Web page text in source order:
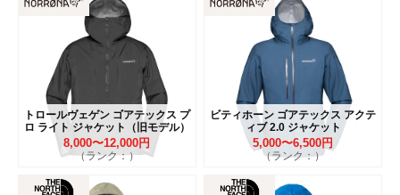
トロールヴェゲン ゴアテックス プ
ロ ライト ジャケット（旧モデル）
8,000〜12,000円
（ランク：）
ビティホーン ゴアテックス アクテ
ィブ 2.0 ジャケット
5,000〜6,500円
（ランク：）